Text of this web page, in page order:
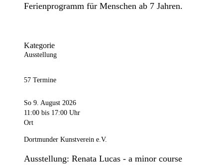
Ferienprogramm für Menschen ab 7 Jahren.
Kategorie
Ausstellung
57 Termine
So 9. August 2026
11:00 bis 17:00 Uhr
Ort
Dortmunder Kunstverein e.V.
Ausstellung: Renata Lucas - a minor course